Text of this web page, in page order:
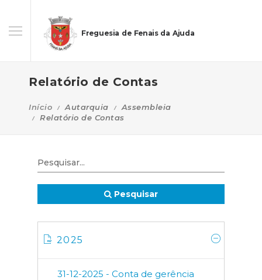
Freguesia de Fenais da Ajuda
Relatório de Contas
Início Autarquia
Assembleia
Relatório de Contas
Pesquisar
2025
31-12-2025 - Conta de gerência